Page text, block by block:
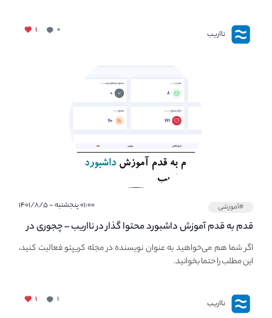
نااریب ۰ ۱
#آموزشی ۰۱:۰۰ پنجشنبه - ۱۴۰۱/۸/۵
قدم به قدم آموزش داشبورد محتوا گذار در نااریب – چجوری در
نااریب محتوا بگذاریم؟
اگر شما هم می‌خواهید به عنوان نویسنده در مجله کریپتو فعالیت کنید،
این مطلب را حتما بخوانید.
نااریب ۱ ۱